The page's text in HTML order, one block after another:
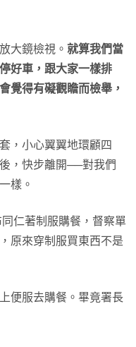
大鏡檢視。 就算我們當
好車，跟大家一樣排
覺得有礙觀瞻而檢舉，
，小心翼翼地環顧四
，快步離開──對我們
樣。
仁著制服購餐，督察單
原來穿制服買東西不是
便服去購餐。畢竟署長